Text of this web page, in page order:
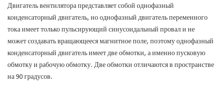
Двигатель вентилятора представляет собой однофазный
конденсаторный двигатель, но однофазный двигатель переменного
тока имеет только пульсирующий синусоидальный провал и не
может создавать вращающееся магнитное поле, поэтому однофазный
конденсаторный двигатель имеет две обмотки, а именно пусковую
обмотку и рабочую обмотку. Две обмотки отличаются в пространстве
на 90 градусов.